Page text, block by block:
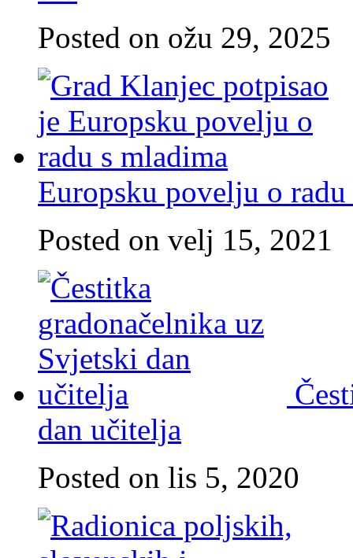
Posted on ožu 29, 2025
Europsku povelju o
Posted on velj 15, 2021
dan učitelja
Posted on lis 5, 2020